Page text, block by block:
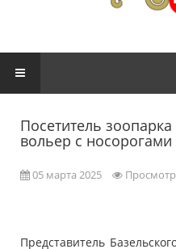
Посетитель
вольер с
05 марта 2025
Представитель